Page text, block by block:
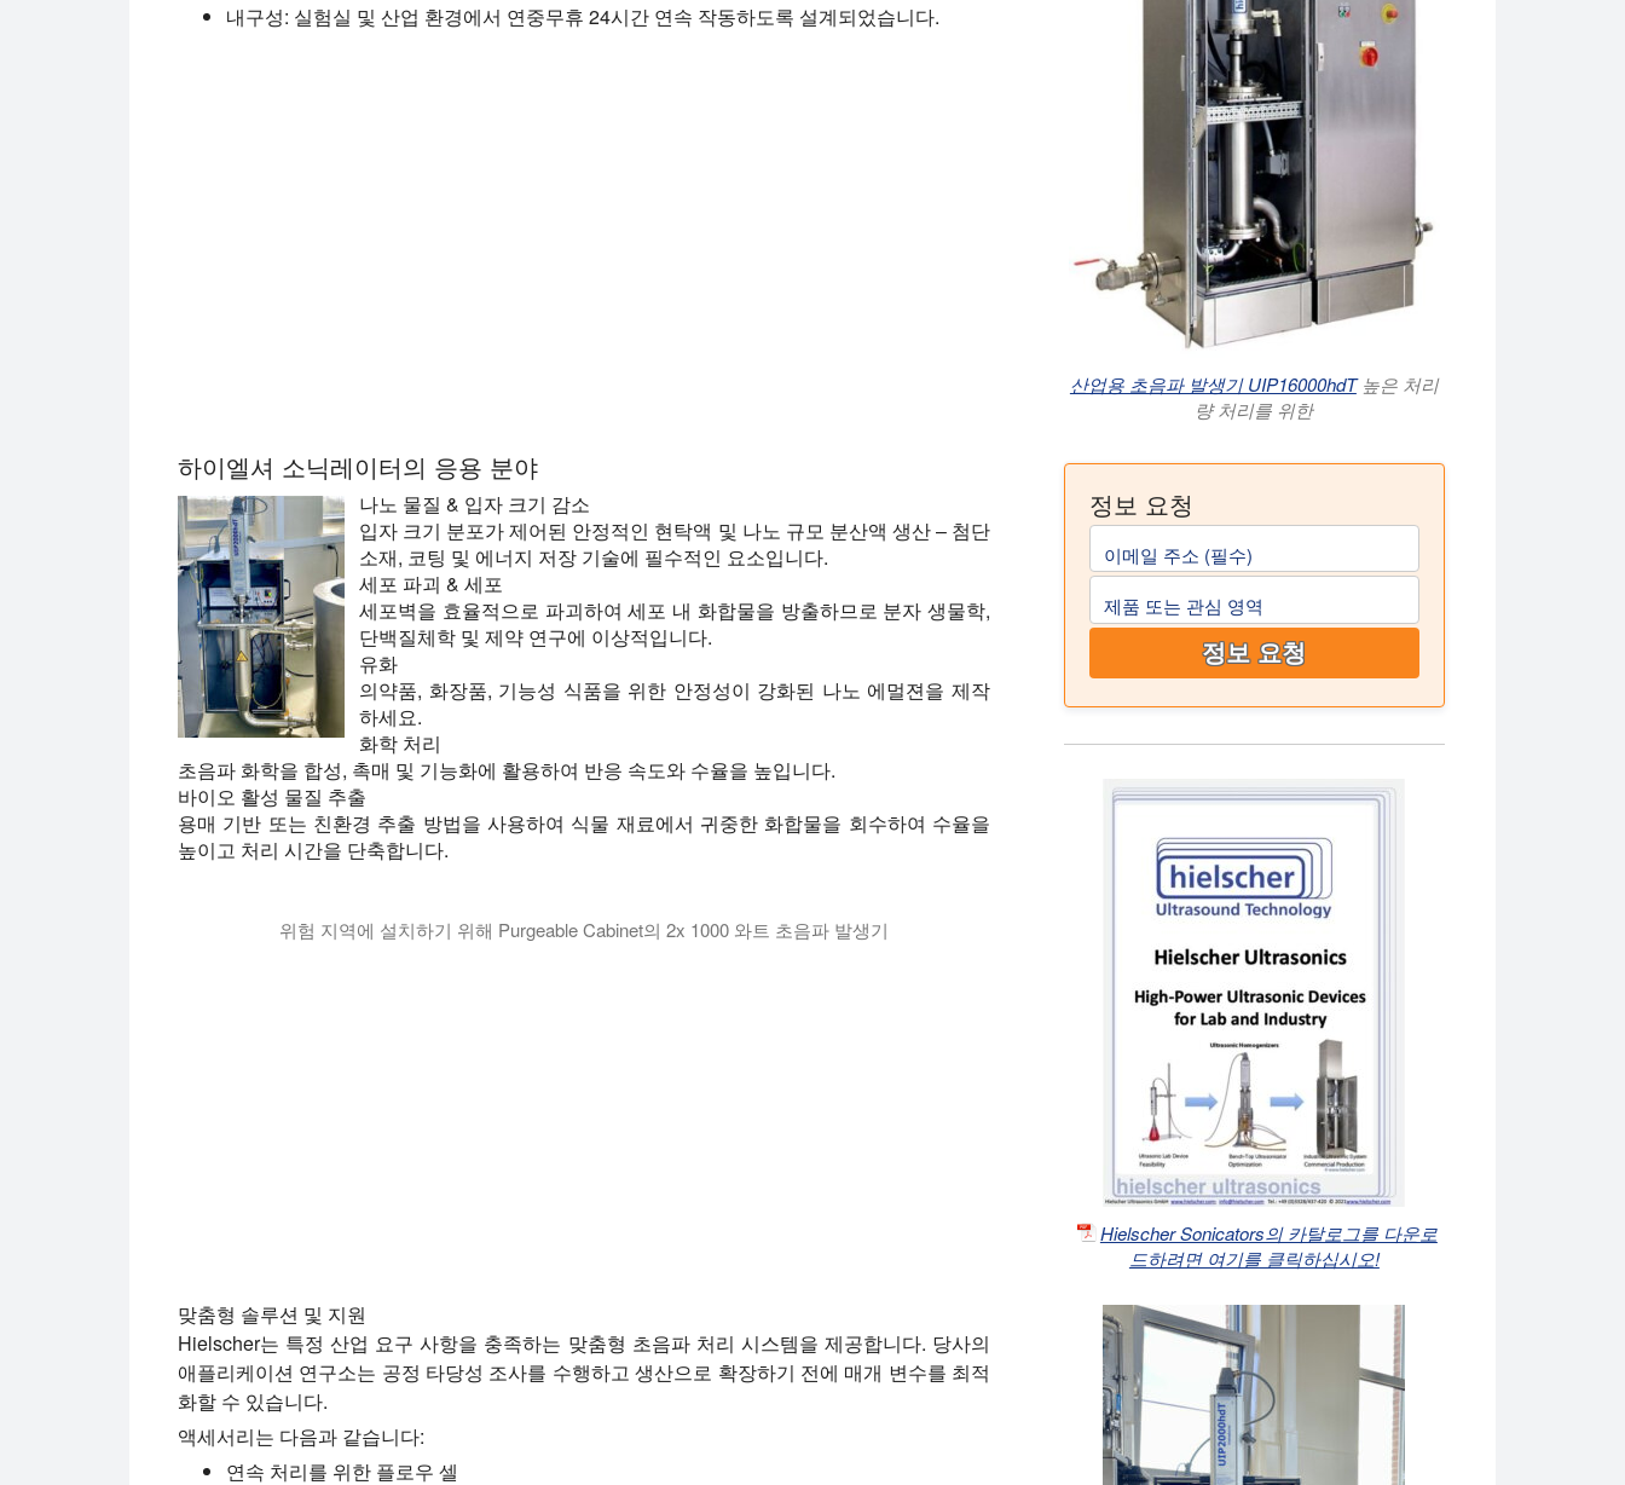
내구성: 실험실 및 산업 환경에서 연중무휴 24시간 연속 작동하도록 설계되었습니다.
산업용 초음파 발생기 UIP16000hdT높은 처리
량 처리를 위한
하이엘셔 소닉레이터의 응용 분야
나노 물질 & 입자 크기 감소
입자 크기 분포가 제어된 안정적인 현탁액 및 나노 규모 분산액 생산 – 첨단
소재, 코팅 및 에너지 저장 기술에 필수적인 요소입니다.
세포 파괴 & 세포
세포벽을 효율적으로 파괴하여 세포 내 화합물을 방출하므로 분자 생물학,
단백질체학 및 제약 연구에 이상적입니다.
유화
의약품, 화장품, 기능성 식품을 위한 안정성이 강화된 나노 에멀젼을 제작
하세요.
화학 처리
초음파 화학을 합성, 촉매 및 기능화에 활용하여 반응 속도와 수율을 높입니다.
바이오 활성 물질 추출
용매 기반 또는 친환경 추출 방법을 사용하여 식물 재료에서 귀중한 화합물을 회수하여 수율을
높이고 처리 시간을 단축합니다.
위험 지역에 설치하기 위해 Purgeable Cabinet의 2x 1000 와트 초음파 발생기
이 비디오에서는 퍼지 가능한 캐비닛에서 인라인 작동을 위한 2kW의 초음파 시스템을 보여줍니다. Hielscher는 화학 산업, 제약, 화장품, 석유 화학 공정 및 용제 기
정보 요청
이메일 주소 (필수)
제품 또는 관심 영역
정보 요청
Hielscher Sonicators의 카탈로그를 다운로
드하려면 여기를 클릭하십시오!
맞춤형 솔루션 및 지원
Hielscher는 특정 산업 요구 사항을 충족하는 맞춤형 초음파 처리 시스템을 제공합니다. 당사의
애플리케이션 연구소는 공정 타당성 조사를 수행하고 생산으로 확장하기 전에 매개 변수를 최적
화할 수 있습니다.
액세서리는 다음과 같습니다:
연속 처리를 위한 플로우 셀